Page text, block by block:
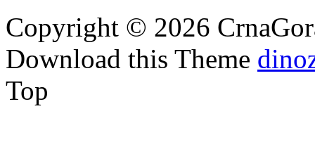
Copyright © 2026
Download this Theme
Top